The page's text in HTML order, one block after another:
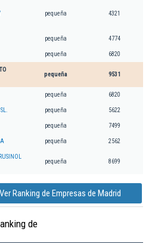
pequeña 4321
pequeña 4774
pequeña 6820
pequeña 9531
pequeña 6820
pequeña 5622
pequeña 7499
pequeña 2562
pequeña 8699
Ver Ranking de Empresas de Madrid
de